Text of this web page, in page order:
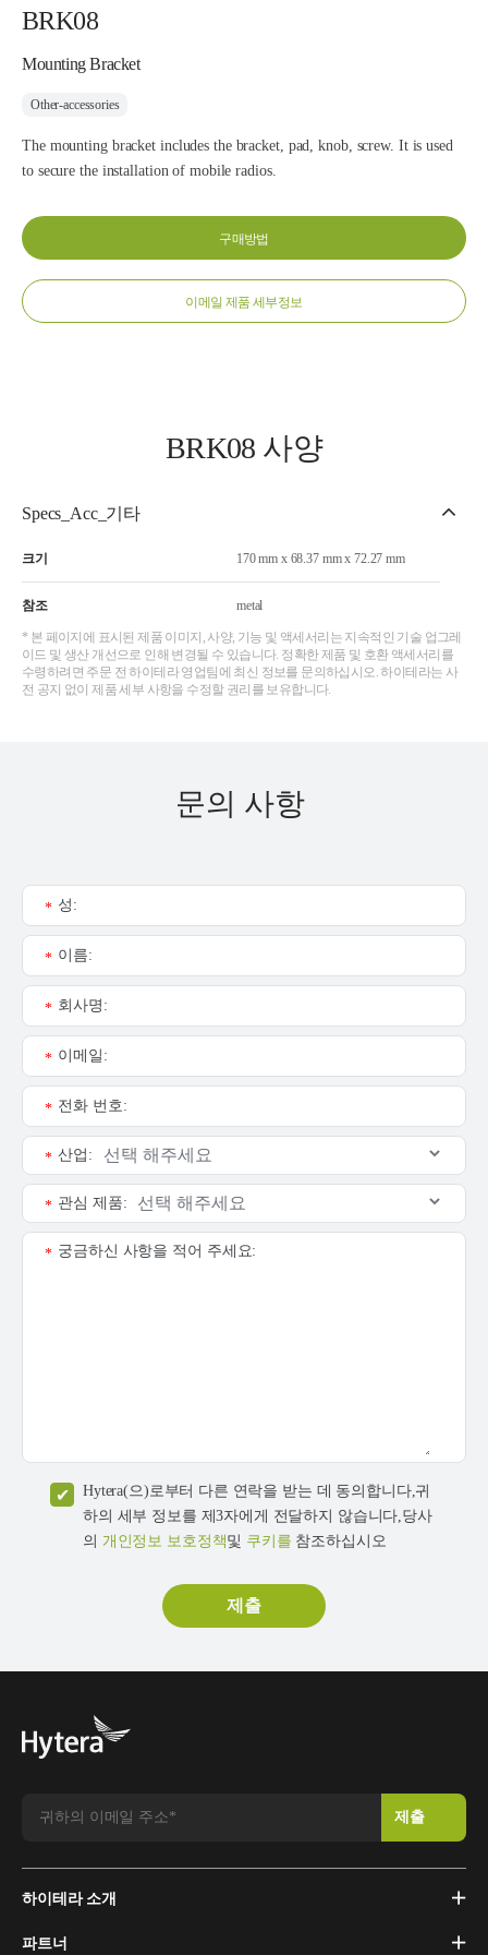
BRK08
Mounting Bracket
Other-accessories
The mounting bracket includes the bracket, pad, knob, screw. It is used
to secure the installation of mobile radios.
구매방법
이메일 제품 세부정보
BRK08 사양
Specs_Acc_기타
크기 170 mm x 68.37 mm x 72.27 mm
참조 metal
* 본 페이지에 표시된 제품 이미지, 사양, 기능 및 액세서리는 지속적인 기술 업그레
이드 및 생산 개선으로 인해 변경될 수 있습니다. 정확한 제품 및 호환 액세서리를
수령하려면 주문 전 하이테라 영업팀에 최신 정보를 문의하십시오. 하이테라는 사
전 공지 없이 제품 세부 사항을 수정할 권리를 보유합니다.
문의 사항
성:
*
이름:
*
회사명:
*
이메일:
*
전화 번호:
*
산업:
*
관심 제품:
*
궁금하신 사항을 적어 주세요:
*
Hytera(으)로부터 다른 연락을 받는 데 동의합니다,귀
하의 세부 정보를 제3자에게 전달하지 않습니다,당사
의 개인정보 보호정책및 쿠키를 참조하십시오
하이테라 소개
파트너